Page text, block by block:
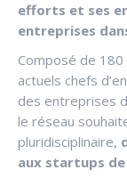
efforts et ses
entreprises
Composé de
actuels chefs
des entreprises
le réseau
pluridisciplinaire,
aux startups